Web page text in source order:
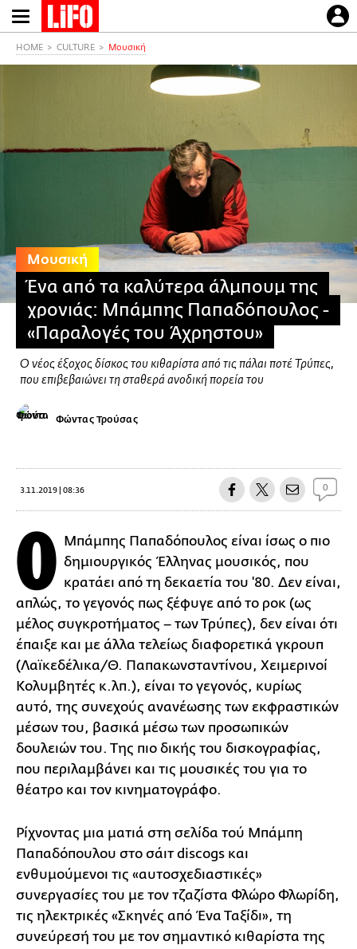
Παράκαμψη
προς
κυρίως
HOME CULTURE Μουσική
Μουσική
Ένα από τα καλύτερα άλμπουμ της
χρονιάς: Μπάμπης Παπαδόπουλος -
«Παραλογές του Άχρηστου»
Ο νέος έξοχος δίσκος του κιθαρίστα από τις πάλαι ποτέ Τρύπες,
που επιβεβαιώνει τη σταθερά ανοδική πορεία του
Φώντας Τρούσας
3.11.2019 | 08:36 0
Ο
Μπάμπης Παπαδόπουλος είναι ίσως ο πιο
δημιουργικός Έλληνας μουσικός, που
κρατάει από τη δεκαετία του '80. Δεν είναι,
απλώς, το γεγονός πως ξέφυγε από το ροκ (ως
μέλος συγκροτήματος – των Τρύπες), δεν είναι ότι
έπαιξε και με άλλα τελείως διαφορετικά γκρουπ
(Λαϊκεδέλικα/Θ. Παπακωνσταντίνου, Χειμερινοί
Κολυμβητές κ.λπ.), είναι το γεγονός, κυρίως
αυτό, της συνεχούς ανανέωσης των εκφραστικών
μέσων του, βασικά μέσω των προσωπικών
δουλειών του. Της πιο δικής του δισκογραφίας,
που περιλαμβάνει και τις μουσικές του για το
θέατρο και τον κινηματογράφο.
Ρίχνοντας μια ματιά στη σελίδα τού Μπάμπη
Παπαδόπουλου στο σάιτ discogs και
ενθυμούμενοι τις «αυτοσχεδιαστικές»
συνεργασίες του με τον τζαζίστα Φλώρο Φλωρίδη,
τις ηλεκτρικές «Σκηνές από Ένα Ταξίδι», τη
συνεύρεσή του με τον σημαντικό κιθαρίστα της